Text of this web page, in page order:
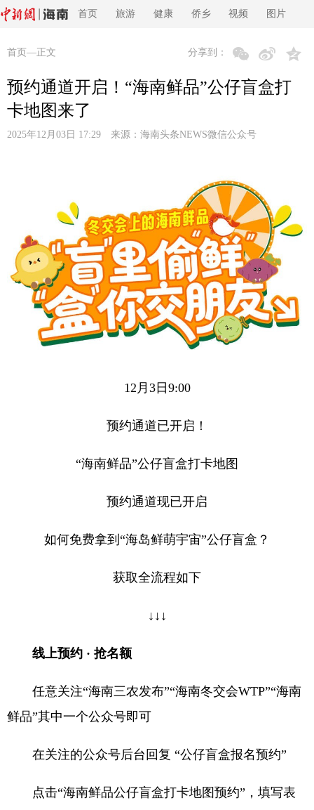
首页 旅游 健康 侨乡 视频 图片
首页 —正文 分享到：
预约通道开启！“海南鲜品”公仔盲盒打
卡地图来了
2025年12月03日 17:29 来源： 海南头条NEWS微信公众号
12月3日9:00
预约通道已开启！
“海南鲜品”公仔盲盒打卡地图
预约通道现已开启
如何免费拿到“海岛鲜萌宇宙”公仔盲盒？
获取全流程如下
↓↓↓
线上预约 · 抢名额
任意关注“海南三农发布”“海南冬交会WTP”“海南
鲜品”其中一个公众号即可
在关注的公众号后台回复 “公仔盲盒报名预约”
点击“海南鲜品公仔盲盒打卡地图预约”，填写表